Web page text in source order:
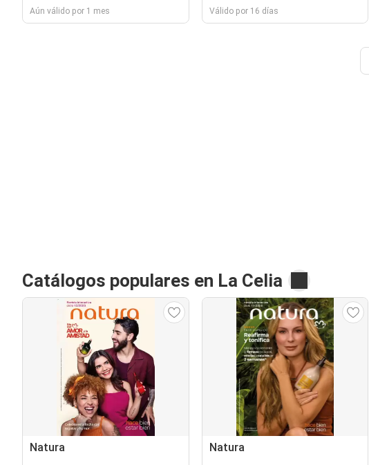
Aún válido por 1 mes Válido por 16 días
Catálogos populares en La Celia
Natura Natura